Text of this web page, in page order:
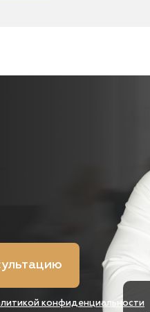
конфиденциальности